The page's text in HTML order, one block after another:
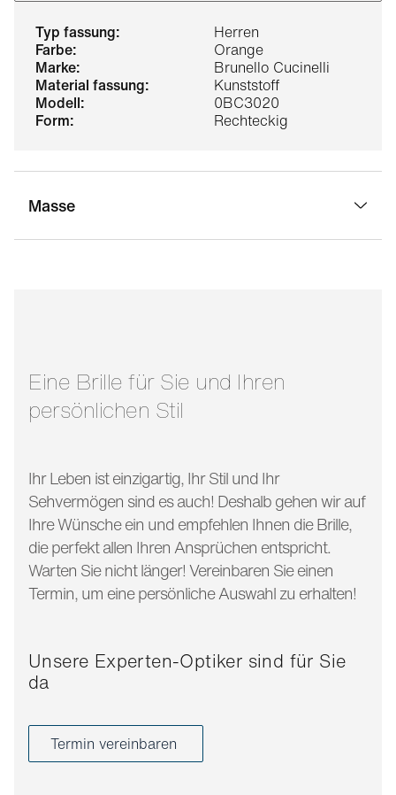
typ fassung:
Herren
farbe:
Orange
marke:
Brunello Cucinelli
material fassung:
Kunststoff
modell:
0BC3020
form:
Rechteckig
Masse
Eine Brille für Sie und Ihren
persönlichen Stil
Ihr Leben ist einzigartig, Ihr Stil und Ihr
Sehvermögen sind es auch! Deshalb gehen wir auf
Ihre Wünsche ein und empfehlen Ihnen die Brille,
die perfekt allen Ihren Ansprüchen entspricht.
Warten Sie nicht länger! Vereinbaren Sie einen
Termin, um eine persönliche Auswahl zu erhalten!
Unsere Experten-Optiker sind für Sie
da
Termin vereinbaren